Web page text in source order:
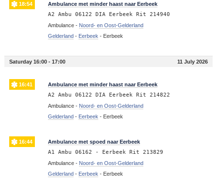
18:54 Ambulance met minder haast naar Eerbeek
A2 Ambu 06122 DIA Eerbeek Rit 214940
Ambulance - Noord- en Oost-Gelderland
Gelderland- Eerbeek - Eerbeek
Saturday 16:00 - 17:00 11 July 2026
16:41 Ambulance met minder haast naar Eerbeek
A2 Ambu 06122 DIA Eerbeek Rit 214822
Ambulance - Noord- en Oost-Gelderland
Gelderland- Eerbeek - Eerbeek
16:44 Ambulance met spoed naar Eerbeek
A1 Ambu 06162 - Eerbeek Rit 213829
Ambulance - Noord- en Oost-Gelderland
Gelderland- Eerbeek - Eerbeek